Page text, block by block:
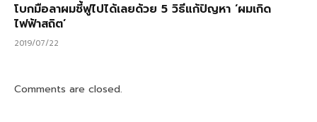
โบกมือลาผมชี้ฟูไปได้เลยด้วย 5 วิธีแก้ปัญหา ‘ผมเกิด
ไฟฟ้าสถิต’​
2019/07/22
Comments are closed.